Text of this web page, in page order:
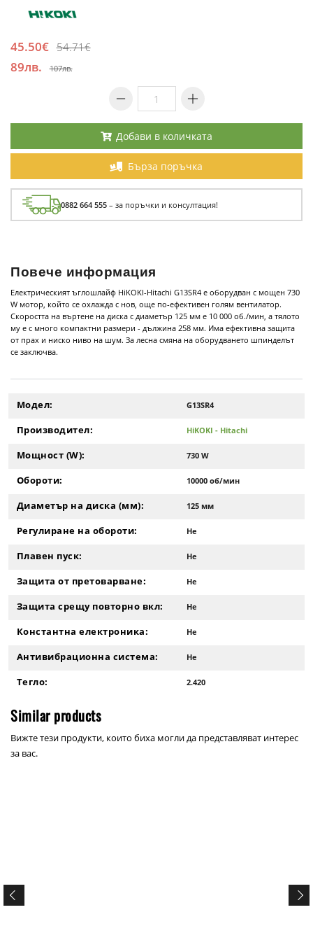
45.50€ 54.71€
89лв. 107лв.
Добави в количката
Бърза поръчка
0882 664 555 – за поръчки и консултация!
Повече информация
Електрическият ъглошлайф HiKOKI-Hitachi G13SR4 е оборудван с мощен 730
W мотор, който се охлажда с нов, още по-ефективен голям вентилатор.
Скоростта на въртене на диска с диаметър 125 мм е 10 000 об./мин, а тялото
му е с много компактни размери - дължина 258 мм. Има ефективна защита
от прах и ниско ниво на шум. За лесна смяна на оборудването шпинделът
се заключва.
Модел: G13SR4
Производител: HiKOKI - Hitachi
Мощност (W): 730 W
Обороти: 10000 об/мин
Диаметър на диска (мм): 125 мм
Регулиране на обороти: Не
Плавен пуск: Не
Защита от претоварване: Не
Защита срещу повторно вкл: Не
Константна електроника: Не
Антивибрационна система: Не
Тегло: 2.420
Similar products
Вижте тези продукти, които биха могли да представляват интерес
за вас.